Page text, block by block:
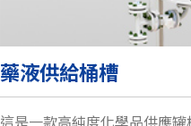
藥液供給桶槽
這是一款高純度化學品供應罐